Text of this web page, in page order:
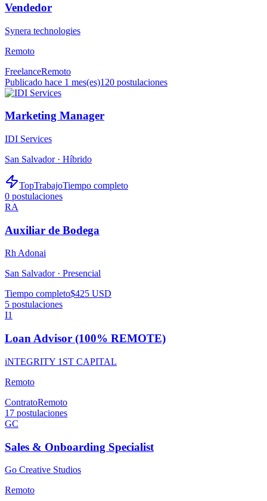
Vendedor
Synera technologies
Remoto
FreelanceRemoto
Publicado hace 1 mes(es)120 postulaciones
Marketing Manager
IDI Services
San Salvador · Híbrido
TopTrabajoTiempo completo
0 postulaciones
RA
Auxiliar de Bodega
Rh Adonai
San Salvador · Presencial
Tiempo completo$425 USD
5 postulaciones
I1
Loan Advisor (100% REMOTE)
iNTEGRITY 1ST CAPITAL
Remoto
ContratoRemoto
17 postulaciones
GC
Sales & Onboarding Specialist
Go Creative Studios
Remoto